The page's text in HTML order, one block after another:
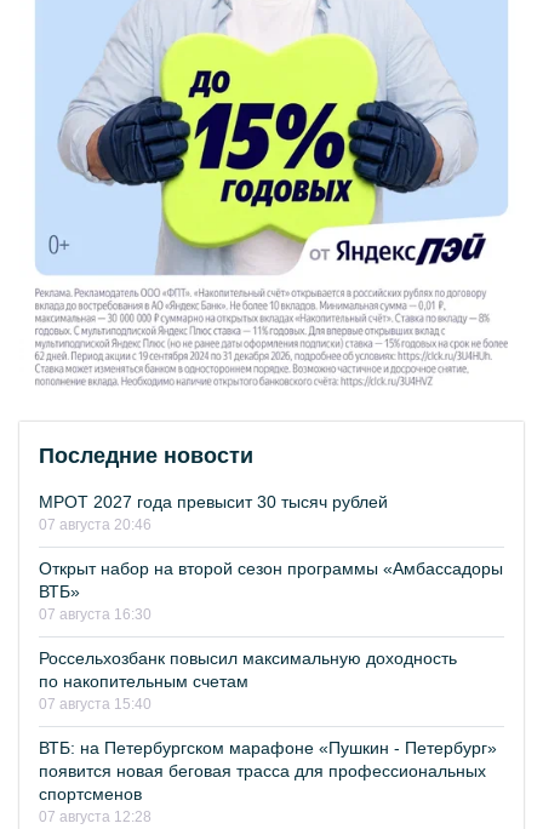
Последние новости
МРОТ 2027 года превысит 30 тысяч рублей
07 августа 20:46
Открыт набор на второй сезон программы «Амбассадоры
ВТБ»
07 августа 16:30
Россельхозбанк повысил максимальную доходность
по накопительным счетам
07 августа 15:40
ВТБ: на Петербургском марафоне «Пушкин - Петербург»
появится новая беговая трасса для профессиональных
спортсменов
07 августа 12:28